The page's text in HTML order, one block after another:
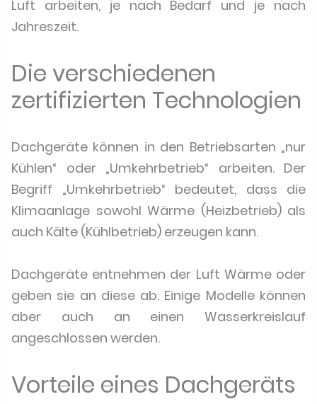
Luft arbeiten, je nach Bedarf und je nach
Jahreszeit.
Die verschiedenen
zertifizierten Technologien
Dachgeräte können in den Betriebsarten „nur
Kühlen“ oder „Umkehrbetrieb“ arbeiten. Der
Begriff „Umkehrbetrieb“ bedeutet, dass die
Klimaanlage sowohl Wärme (Heizbetrieb) als
auch Kälte (Kühlbetrieb) erzeugen kann.
Dachgeräte entnehmen der Luft Wärme oder
geben sie an diese ab. Einige Modelle können
aber auch an einen Wasserkreislauf
angeschlossen werden.
Vorteile eines Dachgeräts